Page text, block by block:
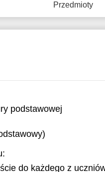
Przedmioty
podstawowej
do każdego z